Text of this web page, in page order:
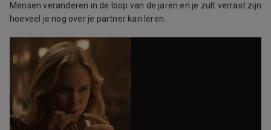
Mensen veranderen in de loop van de jaren en je zult verrast zijn
hoeveel je nog over je partner kan leren.